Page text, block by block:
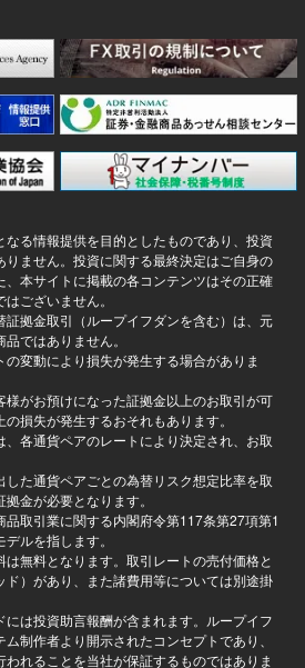
なる情報提供を目的としたものであり、投資
ません。投資に関する最終決定はご自身の
、本サイトに掲載の各コンテンツはその正確
ございません。
証拠金取引（ループイフダンを含む）は、元
ではありません。
変動により損失が発生する場合がありま
様がお預けになった証拠金以上のお取引が可
損失が発生するおそれもあります。
各通貨ペアのレートにより決定され、お取
た通貨ペアごとの為替リスク想定比率を取
金が必要となります。
取引業に関する内閣府令第117条第27項第1
ルを指します。
無料となります。取引レートの売付価格と
ド）があり、また諸費用等については別途掛
には投資助言報酬が含まれます。ループイフ
制作者より開示されたコンセプトであり、
れることを当社が保証するものではありま